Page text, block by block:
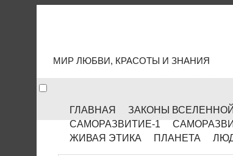
МИР ЛЮБВИ, КРАСОТЫ И ЗНАНИЯ
ГЛАВНАЯ ЗАКОНЫ ВСЕЛЕННОЙ
САМОРАЗВИТИЕ-1
ЖИВАЯ ЭТИКА
ПЛАНЕТА